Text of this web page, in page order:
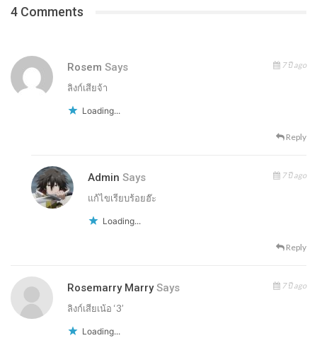
4 Comments
Rosem Says 7 ปี ago
ลิงก์เสียจ้า
Loading...
Reply
Admin Says 7 ปี ago
แก้ไขเรียบร้อยฮ๊ะ
Loading...
Reply
Rosemarry Marry Says 7 ปี ago
ลิงก์เสียเน้อ ‘3’
Loading...